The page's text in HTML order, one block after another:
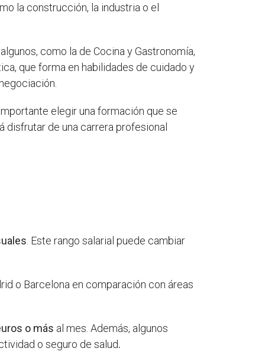
la construcción, la industria o el
como la de Cocina y Gastronomía,
que forma en habilidades de cuidado y
elegir una formación que se
disfrutar de una carrera profesional
. Este rango salarial puede cambiar
o Barcelona en comparación con áreas
o más al mes. Además, algunos
o seguro de salud.